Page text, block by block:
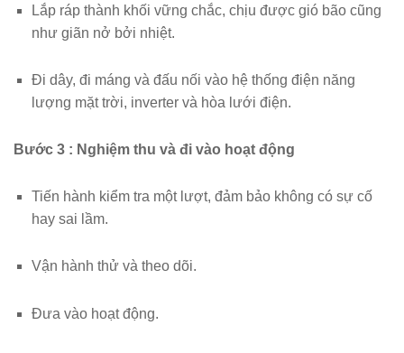
Lắp ráp thành khối vững chắc, chịu được gió bão cũng
như giãn nở bởi nhiệt.
Đi dây, đi máng và đấu nối vào hệ thống điện năng
lượng mặt trời, inverter và hòa lưới điện.
Bước 3 : Nghiệm thu và đi vào hoạt động
Tiến hành kiểm tra một lượt, đảm bảo không có sự cố
hay sai lầm.
Vận hành thử và theo dõi.
Đưa vào hoạt động.